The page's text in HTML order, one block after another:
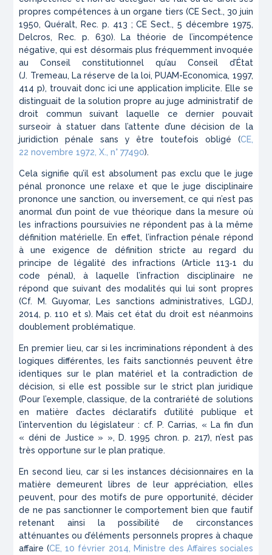
propres compétences à un organe tiers (CE Sect., 30 juin
1950,Quéralt, Rec. p. 413 ; CE Sect., 5 décembre 1975,
Delcros, Rec. p. 630). La théorie de l’incompétence
négative, qui est désormais plus fréquemment invoquée
au Conseil constitutionnel qu’au Conseil d’État
(J. Tremeau, La réserve de la loi, PUAM-Economica, 1997,
414 p), trouvait donc ici une application implicite. Elle se
distinguait de la solution propre au juge administratif de
droit commun suivant laquelle ce dernier pouvait
surseoir à statuer dans l’attente d’une décision de la
juridiction pénale sans y être toutefois obligé (CE,
22 novembre 1972,X. , n° 77490).
Cela signifie qu’il est absolument pas exclu que le juge
pénal prononce une relaxe et que le juge disciplinaire
prononce une sanction, ou inversement, ce qui n’est pas
anormal d’un point de vue théorique dans la mesure où
les infractions poursuivies ne répondent pas à la même
définition matérielle. En effet, l’infraction pénale répond
à une exigence de définition stricte au regard du
principe de légalité des infractions (Article 113‑1 du
code pénal), à laquelle l’infraction disciplinaire ne
répond que suivant des modalités qui lui sont propres
(Cf. M. Guyomar,
Les sanctions administratives, LGDJ,
2014, p. 110 et s). Mais cet état du droit est néanmoins
doublement problématique.
En premier lieu, car si les incriminations répondent à des
logiques différentes, les faits sanctionnés peuvent être
identiques sur le plan matériel et la contradiction de
décision, si elle est possible sur le strict plan juridique
(Pour l’exemple, classique, de la contrariété de solutions
en matière d’actes déclaratifs d’utilité publique et
l’intervention du législateur : cf. P. Carrias, « La fin d’un
« déni de Justice » », D. 1995 chron. p. 217), n’est pas
très opportune sur le plan pratique.
En second lieu, car si les instances décisionnaires en la
matière demeurent libres de leur appréciation, elles
peuvent, pour des motifs de pure opportunité, décider
de ne pas sanctionner le comportement bien que fautif
retenant ainsi la possibilité de circonstances
atténuantes ou d’éléments personnels propres à chaque
affaire (CE, 10 février 2014,
Ministre des Affaires sociales